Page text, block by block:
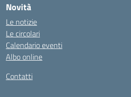
Novità
Le notizie
Le circolari
Calendario eventi
Albo online
Contatti